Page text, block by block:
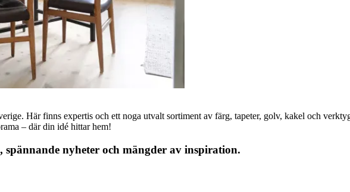
Här finns expertis och ett noga utvalt sortiment av färg, tapeter, golv, kakel och
– där din idé hittar hem!
nyheter och mängder av inspiration.